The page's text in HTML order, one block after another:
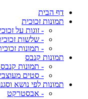
דף הבית
תמונות זכוכית
- זוגות על
- שלשות
- תמונות
תמונות קנבס
- תמונות
- סטים
תמונות לפי נושא
- אבסטרקט